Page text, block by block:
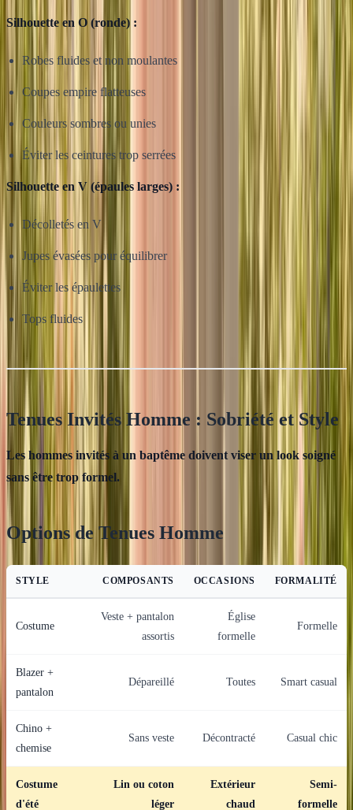
Silhouette en O (ronde) :
Robes fluides et non moulantes
Coupes empire flatteuses
Couleurs sombres ou unies
Éviter les ceintures trop serrées
Silhouette en V (épaules larges) :
Décolletés en V
Jupes évasées pour équilibrer
Éviter les épaulettes
Tops fluides
Tenues Invités Homme : Sobriété et Style
Les hommes invités à un baptême doivent viser un look soigné
sans être trop formel.
Options de Tenues Homme
STYLE COMPOSANTS OCCASIONS FORMALITÉ
Costume
Veste + pantalon
assortis
Église
formelle
Formelle
Blazer +
pantalon
Dépareillé Toutes Smart casual
Chino +
chemise
Sans veste Décontracté Casual chic
Costume
d'été
Lin ou coton
léger
Extérieur
chaud
Semi-
formelle